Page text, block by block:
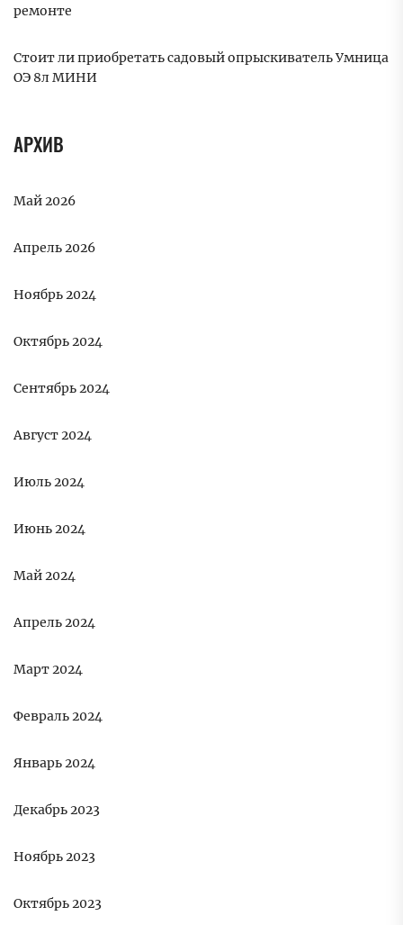
ремонте
Стоит ли приобретать садовый опрыскиватель Умница
ОЭ 8л МИНИ
АРХИВ
Май 2026
Апрель 2026
Ноябрь 2024
Октябрь 2024
Сентябрь 2024
Август 2024
Июль 2024
Июнь 2024
Май 2024
Апрель 2024
Март 2024
Февраль 2024
Январь 2024
Декабрь 2023
Ноябрь 2023
Октябрь 2023